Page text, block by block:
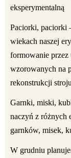
eksperymentalną
Paciorki, paciorki
wiekach naszej
formowanie
wzorowanych na
rekonstrukcji stroju
Garnki, miski,
naczyń z różnych
garnków, misek,
W grudniu